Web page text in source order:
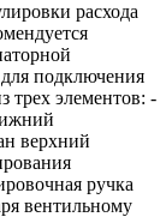
расхода
подключения
трех элементов: -
верхний
ручка
вентильному